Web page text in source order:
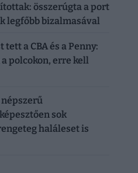
összerúgta a port
legfőbb bizalmasával
a CBA és a Penny:
polcokon, erre kell
sok
haláleset is